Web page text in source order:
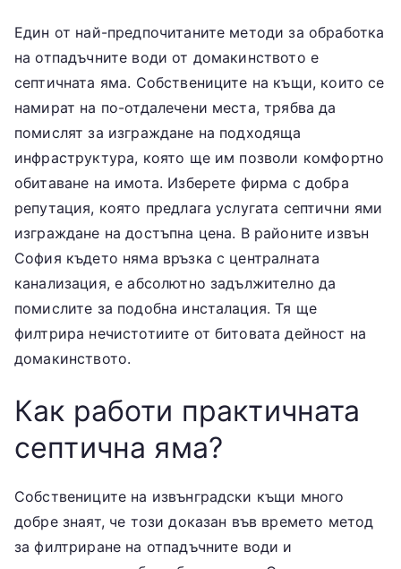
ве
зн
ес
Ф
ул
Един от най-предпочитаните методи за обработка
на отпадъчните води от домакинството е
септичната яма. Собствениците на къщи, които се
намират на по-отдалечени места, трябва да
помислят за изграждане на подходяща
инфраструктура, която ще им позволи комфортно
обитаване на имота. Изберете фирма с добра
репутация, която предлага услугата септични ями
изграждане на достъпна цена. В районите извън
София където няма връзка с централната
канализация, е абсолютно задължително да
помислите за подобна инсталация. Тя ще
филтрира нечистотиите от битовата дейност на
домакинството.
Как работи практичната
септична яма?
Собствениците на извънградски къщи много
добре знаят, че този доказан във времето метод
за филтриране на отпадъчните води и